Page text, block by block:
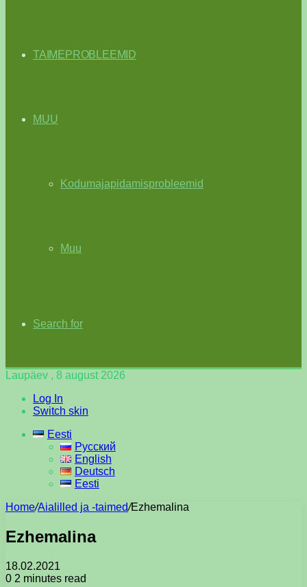
TAIMEPROBLEEMID
MUU
Kodumajapidamisprobleemid
Muu
Search for
Laupäev , 8 august 2026
Log In
Switch skin
Eesti
Русский
English
Deutsch
Eesti
Home/Aialilled ja -taimed/Ezhemalina
Ezhemalina
18.02.2021
0 2 minutes read